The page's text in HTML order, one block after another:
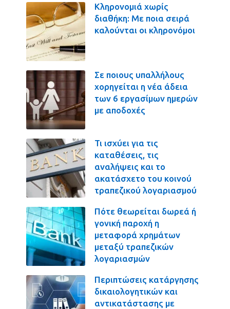
Κληρονομιά χωρίς
διαθήκη: Με ποια σειρά
καλούνται οι κληρονόμοι
Σε ποιους υπαλλήλους
χορηγείται η νέα άδεια
των 6 εργασίμων ημερών
με αποδοχές
Τι ισχύει για τις
καταθέσεις, τις
αναλήψεις και το
ακατάσχετο του κοινού
τραπεζικού λογαριασμού
Πότε θεωρείται δωρεά ή
γονική παροχή η
μεταφορά χρημάτων
μεταξύ τραπεζικών
λογαριασμών
Περιπτώσεις κατάργησης
δικαιολογητικών και
αντικατάστασης με